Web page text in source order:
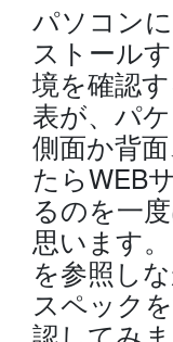
パソコン
ストール
境を確認
表が、パ
側面か背
たらWEB
るのを一
思います
を参照し
スペック